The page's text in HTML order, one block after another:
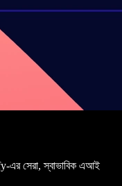
এর সেরা, স্বাভাবিক এআই